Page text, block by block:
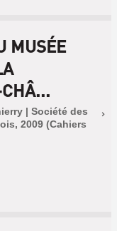
MUSÉE
| Société des
2009 (Cahiers